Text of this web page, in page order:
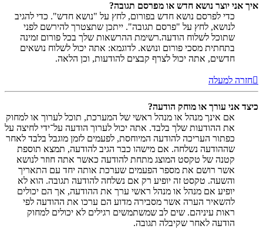
איך אני יוצר נושא חדש או מפרסם תגובה?
כדי לפרסם נושא חדש בפורום, לחץ על "נושא חדש". כדי להגיב
לנושא, לחץ על "פרסם תגובה". ייתכן שתצטרך להירשם לפני
שתוכל לשלוח הודעה.רשימת ההרשאות שלך בכל פורום זמינה
בתחתית מסכי פורום ונושא. לדוגמא: אתה יכול לשלוח נושאים
חדשים, אתה יכול לצרף קבצים להודעות, וכן הלאה.
חזרה למעלה
כיצד אני עורך או מוחק הודעה?
אם אינך מנהל או מנהל ראשי של המערכת, תוכל לערוך או למחוק
את ההודעות שלך בלבד. אתה יכול לערוך הודעה על־ידי לחיצה על
כפתור העריכה להודעה המיוחסת, לפעמים לזמן מוגבל בלבד לאחר
שההודעה נשלחה. אם מישהו כבר הגיב להודעה, תמצא תוספת
קטנה של טקסט המוצג מתחת להודעה כאשר אתה חוזר לנושא
אשר רושם את מספר הפעמים שערכת אותה יחד עם התאריך
והשעה. טקסט זה יופיע רק אם נשלחה להודעה תגובה. הוא לא
יופיע אם מנהל או מנהל ראשי ערך את ההודעה, אך הם יכולים
להשאיר הערה אשר מסבירה מדוע הם ערכו את ההודעה לפי
ראות עיניהם. שים לב שמשתמשים רגילים לא יכולים למחוק
הודעה לאחר שקיבלה תגובה.